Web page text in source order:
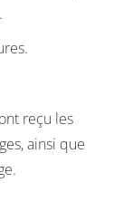
reçu les
ainsi que